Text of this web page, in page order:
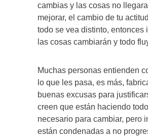
cambias y las cosas no
mejorar, el cambio de tu
todo se vea distinto, entonces
las cosas cambiarán y todo
Muchas personas entienden
lo que les pasa, es más,
buenas excusas para
creen que están haciendo
necesario para cambiar, pero
están condenadas a no